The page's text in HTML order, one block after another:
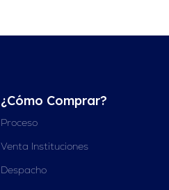
¿Cómo Comprar?
Proceso
Venta Instituciones
Despacho